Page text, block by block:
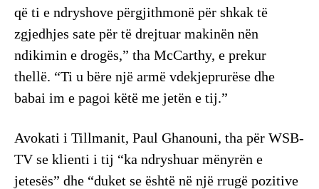
që ti e ndryshove përgjithmonë për shkak të
zgjedhjes sate për të drejtuar makinën nën
ndikimin e drogës,” tha McCarthy, e prekur
thellë. “Ti u bëre një armë vdekjeprurëse dhe
babai im e pagoi këtë me jetën e tij.”
Avokati i Tillmanit, Paul Ghanouni, tha për WSB-
TV se klienti i tij “ka ndryshuar mënyrën e
jetesës” dhe “duket se është në një rrugë pozitive